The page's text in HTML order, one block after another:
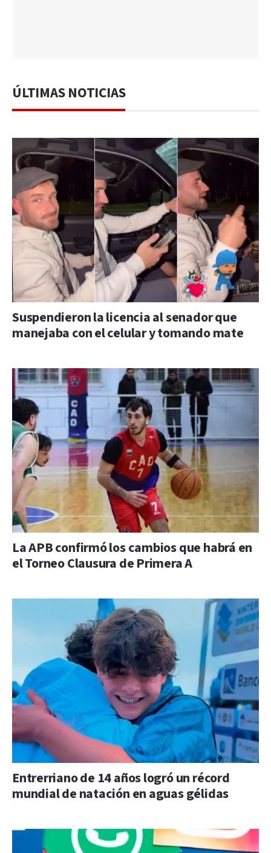
ÚLTIMAS NOTICIAS
Suspendieron la licencia al senador que
manejaba con el celular y tomando mate
La APB confirmó los cambios que habrá en
el Torneo Clausura de Primera A
Entrerriano de 14 años logró un récord
mundial de natación en aguas gélidas